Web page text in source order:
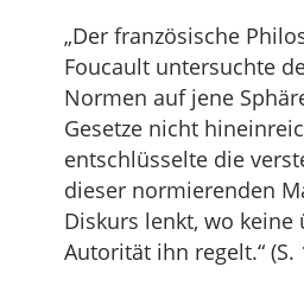
„Der französische
Foucault untersuchte
Normen auf jene
Gesetze nicht
entschlüsselte die
dieser normierenden
Diskurs lenkt, wo keine
Autorität ihn regelt.“ (S.